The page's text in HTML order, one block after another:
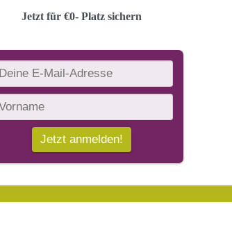
Jetzt für €0- Platz sichern